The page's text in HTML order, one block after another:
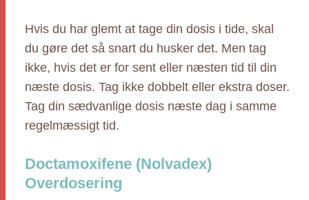
Hvis du har glemt at tage din dosis i tide, skal
du gøre det så snart du husker det. Men tag
ikke, hvis det er for sent eller næsten tid til din
næste dosis. Tag ikke dobbelt eller ekstra doser.
Tag din sædvanlige dosis næste dag i samme
regelmæssigt tid.
Doctamoxifene (Nolvadex)
Overdosering